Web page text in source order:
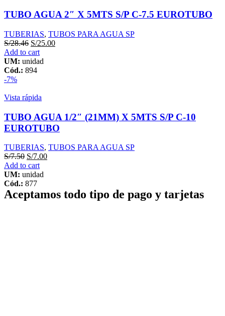
TUBO AGUA 2″ X 5MTS S/P C-7.5 EUROTUBO
TUBERIAS, TUBOS PARA AGUA SP
S/28.46 S/25.00
Add to cart
UM: unidad
Cód.: 894
-7%
Vista rápida
TUBO AGUA 1/2″ (21MM) X 5MTS S/P C-10
EUROTUBO
TUBERIAS, TUBOS PARA AGUA SP
S/7.50 S/7.00
Add to cart
UM: unidad
Cód.: 877
Aceptamos todo tipo de pago y tarjetas